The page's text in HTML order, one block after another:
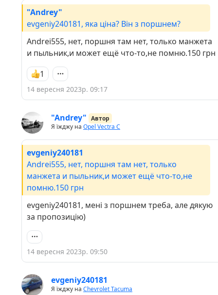
"Andrey"
evgeniy240181, яка ціна? Він з поршнем?
Andrei555, нет, поршня там нет, только манжета
и пыльник,и может ещё что-то,не помню.150 грн
1
14 вересня 2023р. 09:17
"Andrey" Автор
Я їжджу на Opel Vectra C
evgeniy240181
Andrei555, нет, поршня там нет, только
манжета и пыльник,и может ещё что-то,не
помню.150 грн
evgeniy240181, мені з поршнем треба, але дякую
за пропозицію)
14 вересня 2023р. 09:50
evgeniy240181
Я їжджу на Chevrolet Tacuma